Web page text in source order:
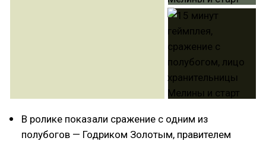
В ролике показали сражение с одним из
полубогов — Годриком Золотым, правителем